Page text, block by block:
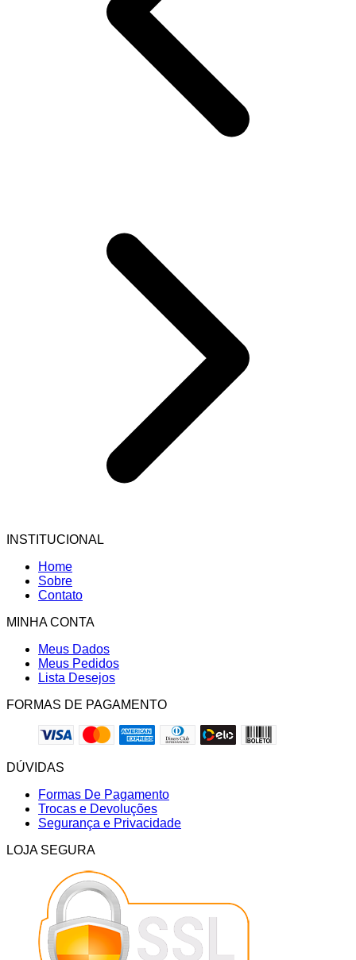
INSTITUCIONAL
Home
Sobre
Contato
MINHA CONTA
Meus Dados
Meus Pedidos
Lista Desejos
FORMAS DE PAGAMENTO
DÚVIDAS
Formas De Pagamento
Trocas e Devoluções
Segurança e Privacidade
LOJA SEGURA